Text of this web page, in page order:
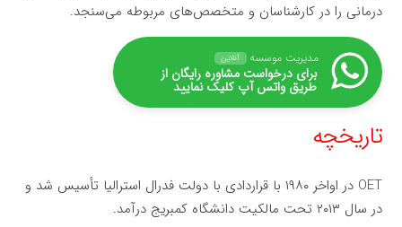
درمانی را در کارشناسان و متخصص‌های مربوطه می‌سنجد.
مدیریت موسسه آنلاین
برای درخواست مشاوره رایگان از
طریق واتس آپ کلیک نمایید
تاریخچه
OET در اواخر ۱۹۸۰ با قراردادی با دولت فدرال استرالیا تأسیس شد و
در سال ۲۰۱۳ تحت مالکیت دانشگاه کمبریج درآمد.